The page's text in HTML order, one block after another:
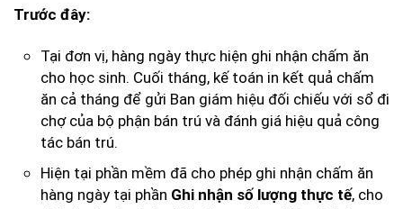
Trước đây:
Tại đơn vị, hàng ngày thực hiện ghi nhận chấm ăn
cho học sinh. Cuối tháng, kế toán in kết quả chấm
ăn cả tháng để gửi Ban giám hiệu đối chiếu với sổ đi
chợ của bộ phận bán trú và đánh giá hiệu quả công
tác bán trú.
Hiện tại phần mềm đã cho phép ghi nhận chấm ăn
hàng ngày tại phần Ghi nhận số lượng thực tế, cho